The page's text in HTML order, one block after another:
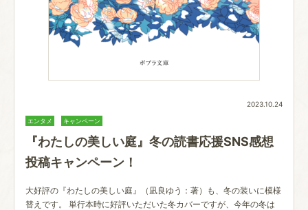
2023.10.24
エンタメ キャンペーン
『わたしの美しい庭』冬の読書応援SNS感想
投稿キャンペーン！
大好評の『わたしの美しい庭』（凪良ゆう：著）も、冬の装いに模様
替えです。 単行本時に好評いただいた冬カバーですが、今年の冬は